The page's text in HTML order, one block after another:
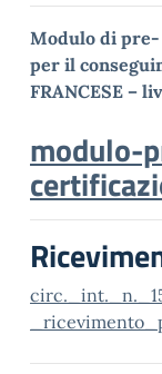
Modulo di pre-
per il
FRANCESE –
modulo-